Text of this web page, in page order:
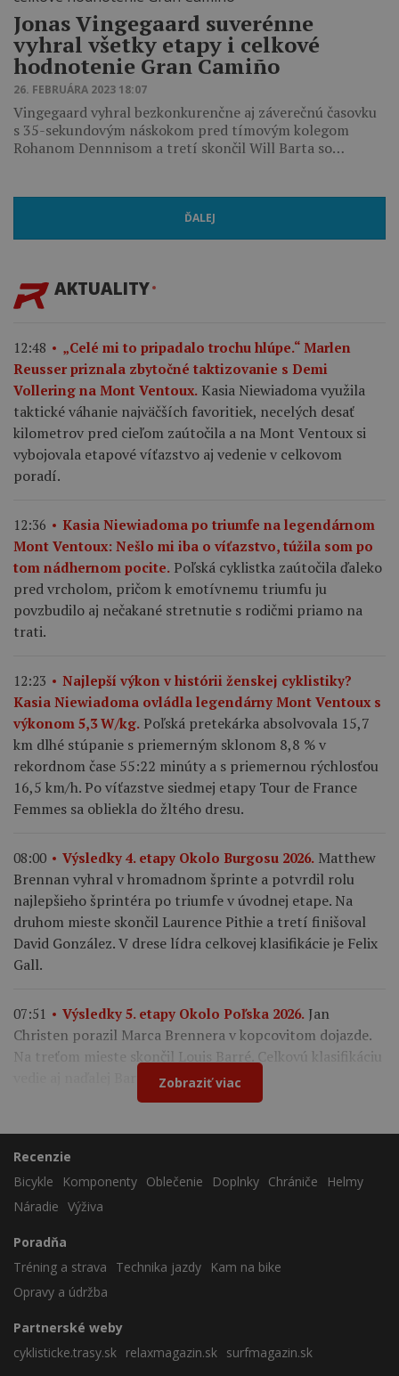
Jonas Vingegaard suverénne
vyhral všetky etapy i celkové
hodnotenie Gran Camiño
26. FEBRUÁRA 2023 18:07
Vingegaard vyhral bezkonkurenčne aj záverečnú časovku
s 35-sekundovým náskokom pred tímovým kolegom
Rohanom Dennnisom a tretí skončil Will Barta so…
ĎALEJ
AKTUALITY
12:48
„Celé mi to pripadalo trochu hlúpe.“ Marlen
Reusser priznala zbytočné taktizovanie s Demi
Vollering na Mont Ventoux. Kasia Niewiadoma využila
taktické váhanie najväčších favoritiek, necelých desať
kilometrov pred cieľom zaútočila a na Mont Ventoux si
vybojovala etapové víťazstvo aj vedenie v celkovom
poradí.
12:36
Kasia Niewiadoma po triumfe na legendárnom
Mont Ventoux: Nešlo mi iba o víťazstvo, túžila som po
tom nádhernom pocite. Poľská cyklistka zaútočila ďaleko
pred vrcholom, pričom k emotívnemu triumfu ju
povzbudilo aj nečakané stretnutie s rodičmi priamo na
trati.
12:23
Najlepší výkon v histórii ženskej cyklistiky?
Kasia Niewiadoma ovládla legendárny Mont Ventoux s
výkonom 5,3 W/kg. Poľská pretekárka absolvovala 15,7
km dlhé stúpanie s priemerným sklonom 8,8 % v
rekordnom čase 55:22 minúty a s priemernou rýchlosťou
16,5 km/h. Po víťazstve siedmej etapy Tour de France
Femmes sa obliekla do žltého dresu.
08:00 Výsledky 4. etapy Okolo Burgosu 2026. Matthew
Brennan vyhral v hromadnom šprinte a potvrdil rolu
najlepšieho šprintéra po triumfe v úvodnej etape. Na
druhom mieste skončil Laurence Pithie a tretí finišoval
David González. V drese lídra celkovej klasifikácie je Felix
Gall.
07:51 Výsledky 5. etapy Okolo Poľska 2026. Jan
Christen porazil Marca Brennera v kopcovitom dojazde.
Na treťom mieste skončil Louis Barré. Celkovú klasifikáciu
vedie aj naďalej Bart Lemmen.
Zobraziť viac
Recenzie
Bicykle
Komponenty Oblečenie Doplnky Chrániče
Helmy
Náradie Výživa
Poradňa
Tréning a strava
Technika jazdy
Kam na bike
Opravy a údržba
Partnerské weby
cyklisticke.trasy.sk relaxmagazin.sk surfmagazin.sk